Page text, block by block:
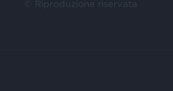
© Riproduzione riservata